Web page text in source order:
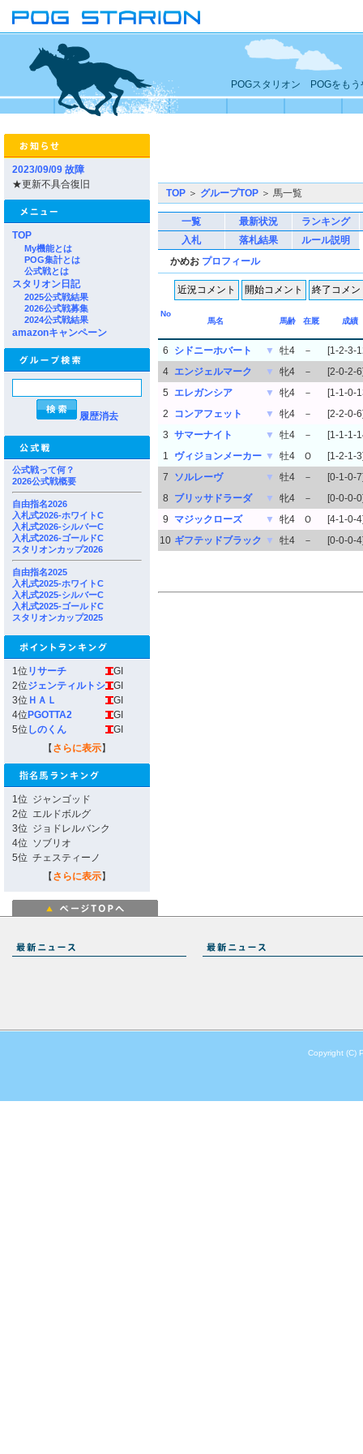
POGスタリオン POGをもう
2023/09/09 故障
★更新不具合復旧
TOP
My機能とは
POG集計とは
公式戦とは
スタリオン日記
2025公式戦結果
2026公式戦募集
2024公式戦結果
amazonキャンペーン
履歴消去
公式戦って何？
2026公式戦概要
自由指名2026
入札式2026-ホワイトC
入札式2026-シルバーC
入札式2026-ゴールドC
スタリオンカップ2026
自由指名2025
入札式2025-ホワイトC
入札式2025-シルバーC
入札式2025-ゴールドC
スタリオンカップ2025
1位 リサーチ
GI
2位ジェンティルトシ
GI
3位 ＨＡＬ
GI
4位 PGOTTA2
GI
5位 しのくん
GI
【 さらに表示】
1位 ジャンゴッド
2位 エルドボルグ
3位 ジョドレルバンク
4位 ソブリオ
5位 チェスティーノ
【 さらに表示】
TOP ＞ グループTOP ＞ 馬一覧
一覧 最新状況
ランキング
入札
落札結果
ルール説明
かめお プロフィール
No
馬名
馬齢 在厩 成績
6 シドニーホバート ▼ 牡4 －
[1-2-3-
4
エンジェルマーク ▼ 牝4 －
[2-0-2-
5
エレガンシア ▼ 牝4 －
[1-1-0-
2
コンアフェット ▼ 牝4 －
[2-2-0-
3 サマーナイト ▼ 牡4 －
[1-1-1-
1
ヴィジョンメーカー ▼ 牡4 Ｏ
[1-2-1-
7
ソルレーヴ ▼ 牡4 －
[0-1-0-
8
ブリッサドラーダ ▼ 牝4 －
[0-0-0-
9
マジックローズ ▼ 牝4 Ｏ
[4-1-0-
10 ギフテッドブラック ▼ 牡4 － [0-0-0-
Copyright (C)